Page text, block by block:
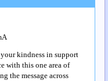
kindness in support
with this one area of
the message across